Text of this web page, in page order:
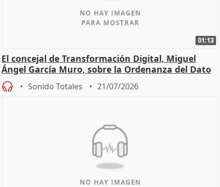
01:13
El concejal de Transformación Digital, Miguel
Ángel García Muro, sobre la Ordenanza del Dato
Sonido Totales 21/07/2026